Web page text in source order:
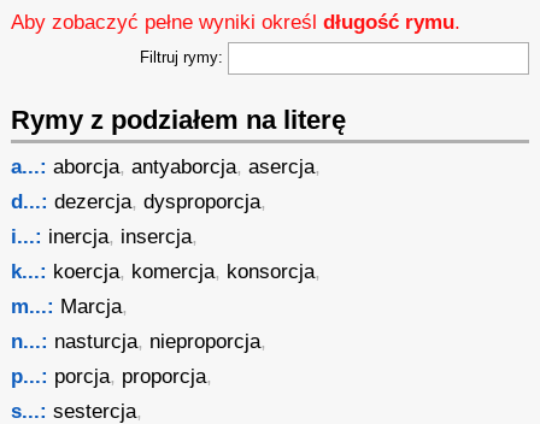
Aby zobaczyć pełne wyniki określdługość rymu.
Filtruj rymy:
Rymy z podziałem na literę
a...: aborcja,antyaborcja,asercja,
d...: dezercja,dysproporcja,
i...: inercja, insercja,
k...: koercja, komercja, konsorcja,
m...: Marcja,
n...: nasturcja, nieproporcja,
p...: porcja, proporcja,
s...: sestercja,